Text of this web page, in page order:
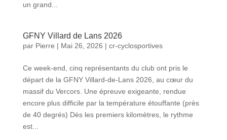
un grand...
GFNY Villard de Lans 2026
par Pierre | Mai 26, 2026 | cr-cyclosportives
Ce week-end, cinq représentants du club ont pris le
départ de la GFNY Villard-de-Lans 2026, au cœur du
massif du Vercors. Une épreuve exigeante, rendue
encore plus difficile par la température étouffante (près
de 40 degrés) Dès les premiers kilomètres, le rythme
est...